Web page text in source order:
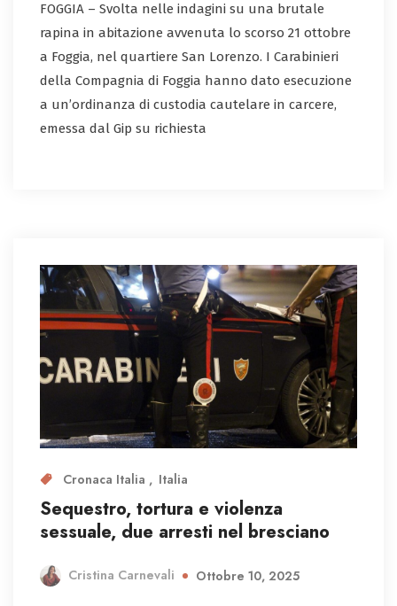
FOGGIA – Svolta nelle indagini su una brutale
rapina in abitazione avvenuta lo scorso 21 ottobre
a Foggia, nel quartiere San Lorenzo. I Carabinieri
della Compagnia di Foggia hanno dato esecuzione
a un’ordinanza di custodia cautelare in carcere,
emessa dal Gip su richiesta
Cronaca Italia Italia
Sequestro, tortura e violenza
sessuale, due arresti nel bresciano
Cristina Carnevali Ottobre 10, 2025